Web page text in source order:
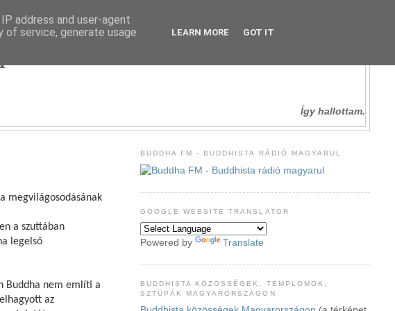
Így hallottam.
megvilágosodásának
a szuttában
legelső
Buddha nem említi a
az
BUDDHA FM - BUDDHISTA RÁDIÓ MAGYARUL
GOOGLE WEBSITE TRANSLATOR
Powered by Translate
BUDDHISTA KÖZÖSSÉGEK, TEMPLOMOK,
SZTÚPÁK MAGYARORSZÁGON
address and user-agent
of service, generate usage
LEARN MORE GOT IT